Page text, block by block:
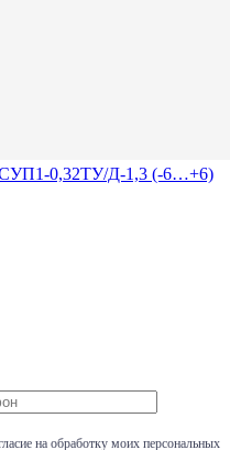
0,32ТУ/Д-1,3 (-6…+6)
на обработку моих персональных